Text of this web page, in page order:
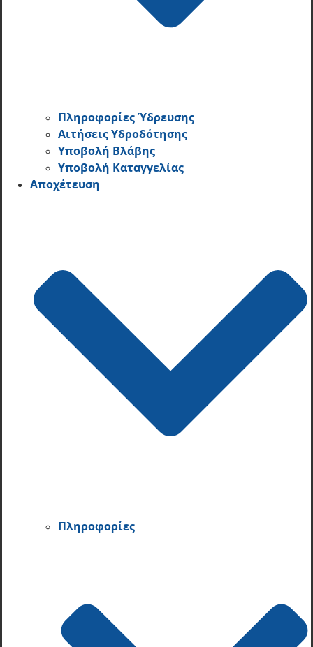
Πληροφορίες Ύδρευσης
Αιτήσεις Υδροδότησης
Υποβολή Βλάβης
Υποβολή Καταγγελίας
Αποχέτευση
Πληροφορίες